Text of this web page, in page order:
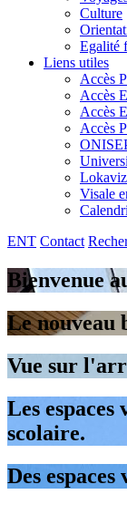
Culture
Egalité
Liens utiles
Accès
Accès
Accès
Accès
Visale
ENT Contact
Bienvenue
Le nouveau
Vue sur
Les
scolaire.
Des